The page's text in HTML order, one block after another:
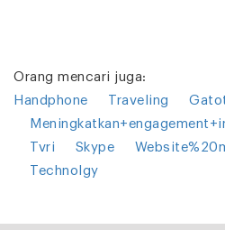
Orang mencari juga:
Handphone
Traveling
Tvri
Skype
Technolgy